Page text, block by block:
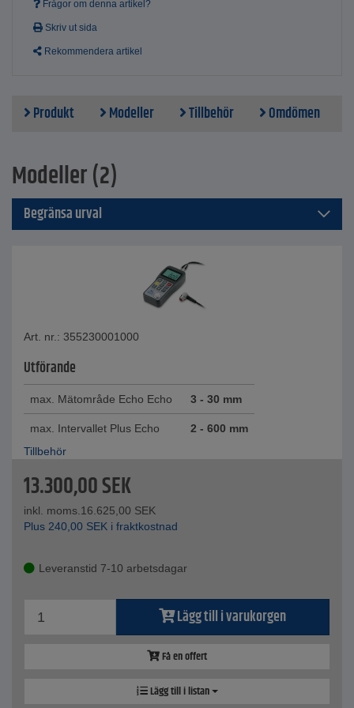
Frågor om denna artikel?
Skriv ut sida
Rekommendera artikel
Produkt Modeller Tillbehör Omdömen
Modeller (2)
Begränsa urval
Art. nr.: 355230001000
Utförande
max. Mätområde Echo Echo 3 - 30 mm
max. Intervallet Plus Echo
2 - 600 mm
Tillbehör
13.300,00SEK
inkl. moms.16.625,00 SEK
Plus 240,00 SEK i fraktkostnad
Leveranstid 7-10 arbetsdagar
Lägg till i varukorgen
Få en offert
Lägg till i listan